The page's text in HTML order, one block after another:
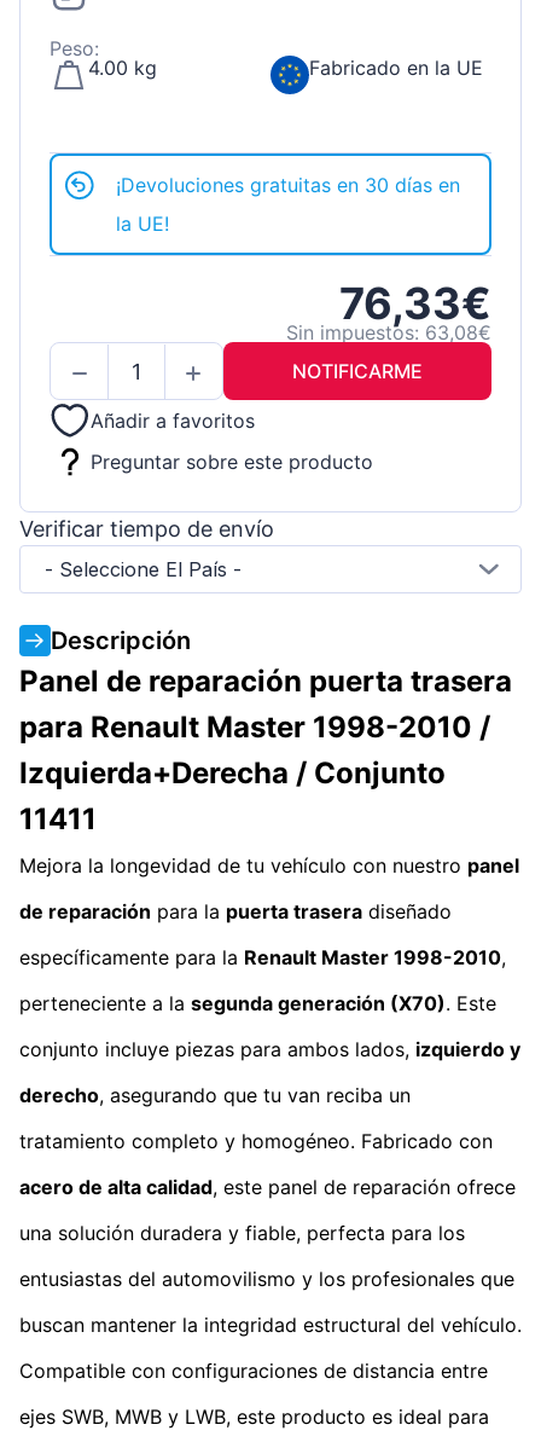
Peso:
4.00 kg
Fabricado en la UE
¡Devoluciones gratuitas en 30 días en
la UE!
76,33€
Sin impuestos: 63,08€
NOTIFICARME
Añadir a favoritos
Preguntar sobre este producto
Verificar tiempo de envío
- Seleccione El País -
Descripción
Panel de reparación puerta trasera
para Renault Master 1998-2010 /
Izquierda+Derecha / Conjunto
11411
Mejora la longevidad de tu vehículo con nuestro panel
de reparación para la puerta trasera diseñado
específicamente para la Renault Master 1998-2010,
perteneciente a la segunda generación (X70). Este
conjunto incluye piezas para ambos lados, izquierdo y
derecho, asegurando que tu van reciba un
tratamiento completo y homogéneo. Fabricado con
acero de alta calidad, este panel de reparación ofrece
una solución duradera y fiable, perfecta para los
entusiastas del automovilismo y los profesionales que
buscan mantener la integridad estructural del vehículo.
Compatible con configuraciones de distancia entre
ejes SWB, MWB y LWB, este producto es ideal para